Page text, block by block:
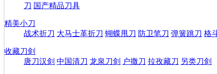
刀 国产精品刀具
精美小刀
战术折刀 大马士革折刀 蝴蝶甩刀 防卫笔刀 弹簧跳刀 格
收藏刀剑
唐刀汉剑 中国清刀 龙泉刀剑 户撒刀 拉孜藏刀 另类刀剑